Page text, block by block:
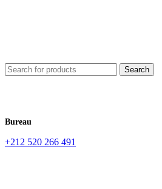
Search
Bureau
+212 520 266 491